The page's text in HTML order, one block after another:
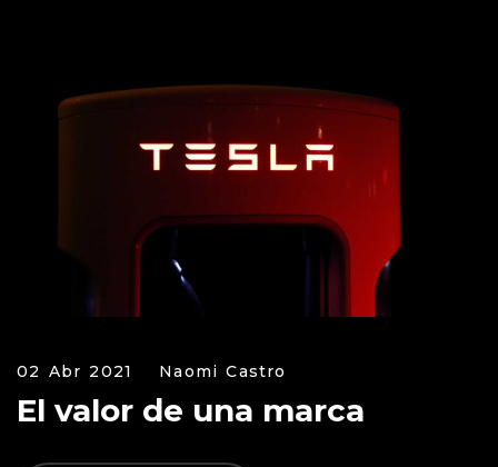
02 Abr 2021 Naomi Castro
El valor de una marca